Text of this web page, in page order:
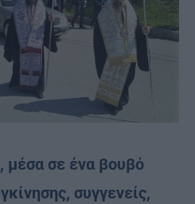
μέσα σε ένα βουβό
συγγενείς,